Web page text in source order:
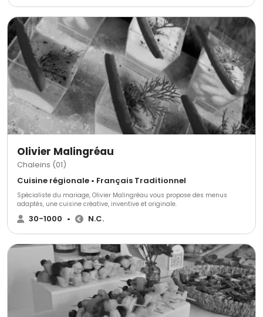
devis gratuit.
Olivier Malingréau
Chaleins (01)
Cuisine régionale • Français Traditionnel
Spécialiste du mariage, Olivier Malingréau vous propose des menus
adaptés, une cuisine créative, inventive et originale.
30-1000 • N.C.